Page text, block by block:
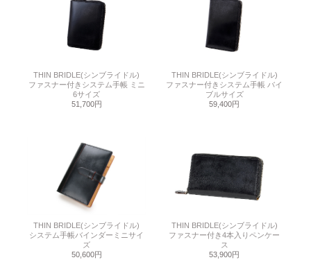
THIN BRIDLE(シンブライドル)
ファスナー付きシステム手帳 ミニ
6サイズ
51,700円
THIN BRIDLE(シンブライドル)
ファスナー付きシステム手帳 バイ
ブルサイズ
59,400円
THIN BRIDLE(シンブライドル)
システム手帳バインダーミニサイ
ズ
50,600円
THIN BRIDLE(シンブライドル)
ファスナー付き4本入りペンケー
ス
53,900円